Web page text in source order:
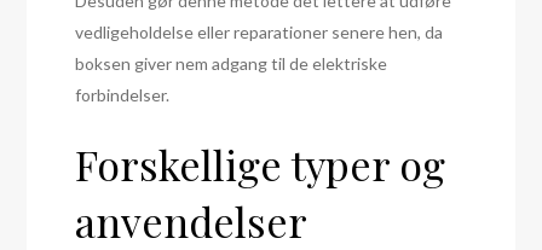
vedligeholdelse eller reparationer senere hen, da
boksen giver nem adgang til de elektriske
forbindelser.
Forskellige typer og
anvendelser